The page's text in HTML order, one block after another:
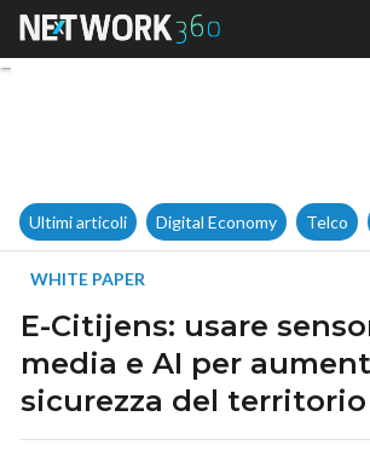
E-Citijens:
Ultimi articoli Digital Economy Telco
WHITE PAPER
E-Citijens: usare
media e AI per
sicurezza del territorio